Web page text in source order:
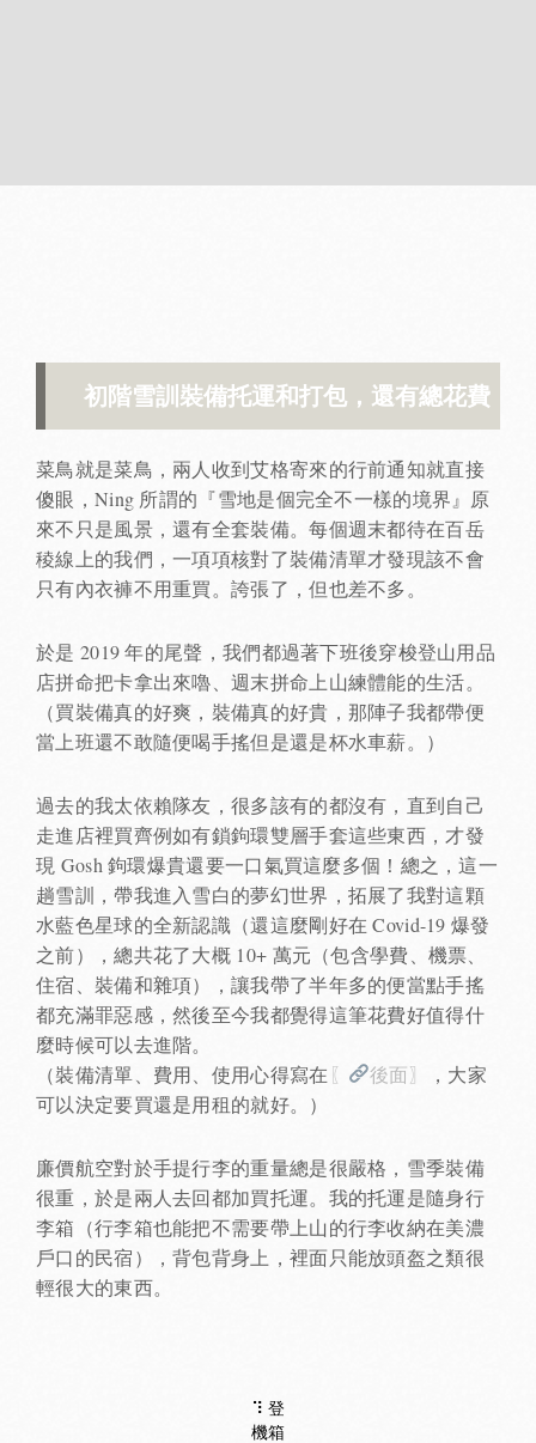
初階雪訓裝備托運和打包，還有總花費
菜鳥就是菜鳥，兩人收到艾格寄來的行前通知就直接
傻眼，Ning 所謂的『雪地是個完全不一樣的境界』原
來不只是風景，還有全套裝備。每個週末都待在百岳
稜線上的我們，一項項核對了裝備清單才發現該不會
只有內衣褲不用重買。誇張了，但也差不多。
於是 2019 年的尾聲，我們都過著下班後穿梭登山用品
店拼命把卡拿出來嚕、週末拼命上山練體能的生活。
（買裝備真的好爽，裝備真的好貴，那陣子我都帶便
當上班還不敢隨便喝手搖但是還是杯水車薪。）
過去的我太依賴隊友，很多該有的都沒有，直到自己
走進店裡買齊例如有鎖鉤環雙層手套這些東西，才發
現 Gosh 鉤環爆貴還要一口氣買這麼多個！總之，這一
趟雪訓，帶我進入雪白的夢幻世界，拓展了我對這顆
水藍色星球的全新認識（還這麼剛好在 Covid-19 爆發
之前），總共花了大概 10+ 萬元（包含學費、機票、
住宿、裝備和雜項），讓我帶了半年多的便當點手搖
都充滿罪惡感，然後至今我都覺得這筆花費好值得什
麼時候可以去進階。
（裝備清單、費用、使用心得寫在 〖 後面〗
，大家
可以決定要買還是用租的就好。）
廉價航空對於手提行李的重量總是很嚴格，雪季裝備
很重，於是兩人去回都加買托運。我的托運是隨身行
李箱（行李箱也能把不需要帶上山的行李收納在美濃
戶口的民宿），背包背身上，裡面只能放頭盔之類很
輕很大的東西。
⠹ 登
機箱